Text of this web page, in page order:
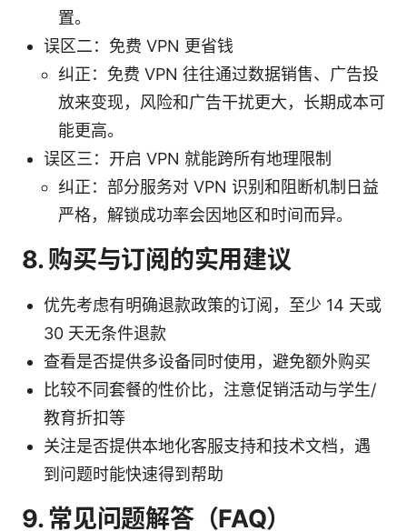
置。
误区二：免费 VPN 更省钱
纠正：免费 VPN 往往通过数据销售、广告投
放来变现，风险和广告干扰更大，长期成本可
能更高。
误区三：开启 VPN 就能跨所有地理限制
纠正：部分服务对 VPN 识别和阻断机制日益
严格，解锁成功率会因地区和时间而异。
8. 购买与订阅的实用建议
优先考虑有明确退款政策的订阅，至少 14 天或
30 天无条件退款
查看是否提供多设备同时使用，避免额外购买
比较不同套餐的性价比，注意促销活动与学生/
教育折扣等
关注是否提供本地化客服支持和技术文档，遇
到问题时能快速得到帮助
9. 常见问题解答（FAQ）